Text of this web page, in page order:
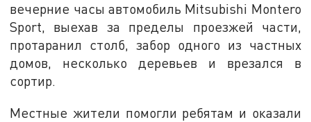
вечерние часы автомобиль Mitsubishi Montero
Sport, выехав за пределы проезжей части,
протаранил столб, забор одного из частных
домов, несколько деревьев и врезался в
сортир.
Местные жители помогли ребятам и оказали